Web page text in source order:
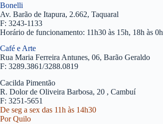
Bonelli
Av. Barão de Itapura, 2.662, Taquaral
F: 3243-1133
Horário de funcionamento: 11h30 às 15h, 18h às 0h
Café e Arte
Rua Maria Ferreira Antunes, 06, Barão Geraldo
F: 3289.3861/3288.0819
Cacilda Pimentão
R. Dolor de Oliveira Barbosa, 20 , Cambuí
F: 3251-5651
De seg a sex das 11h às 14h30
Por Quilo